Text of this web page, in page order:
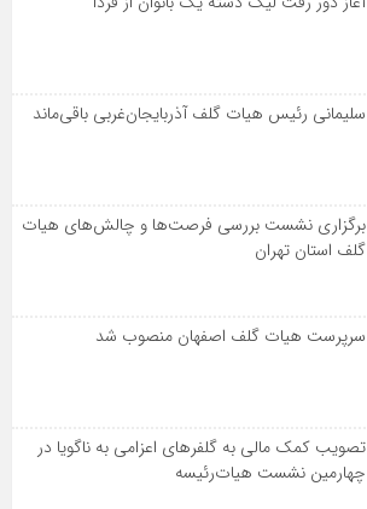
سلیمانی رئیس هیات گلف آذربایجان‌غربی باقی‌ماند
برگزاری نشست بررسی فرصت‌ها و چالش‌های هیات
گلف استان تهران
سرپرست هیات گلف اصفهان منصوب شد
تصویب کمک مالی به گلفرهای اعزامی به ناگویا در
چهارمین نشست هیات‌رئیسه